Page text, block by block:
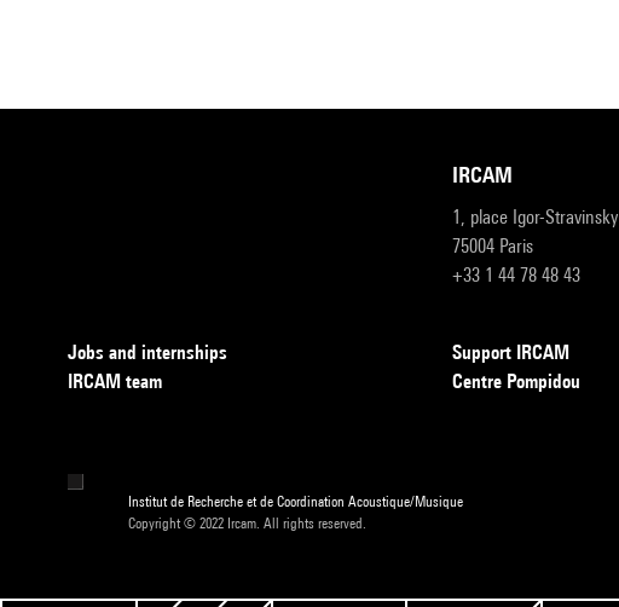
IRCAM
1, place Igor-Stravinsky
75004 Paris
+33 1 44 78 48 43
Jobs and internships
IRCAM team
Support IRCAM
Centre Pompidou
Institut de Recherche et de Coordination Acoustique/Musique
Copyright © 2022 Ircam. All rights reserved.